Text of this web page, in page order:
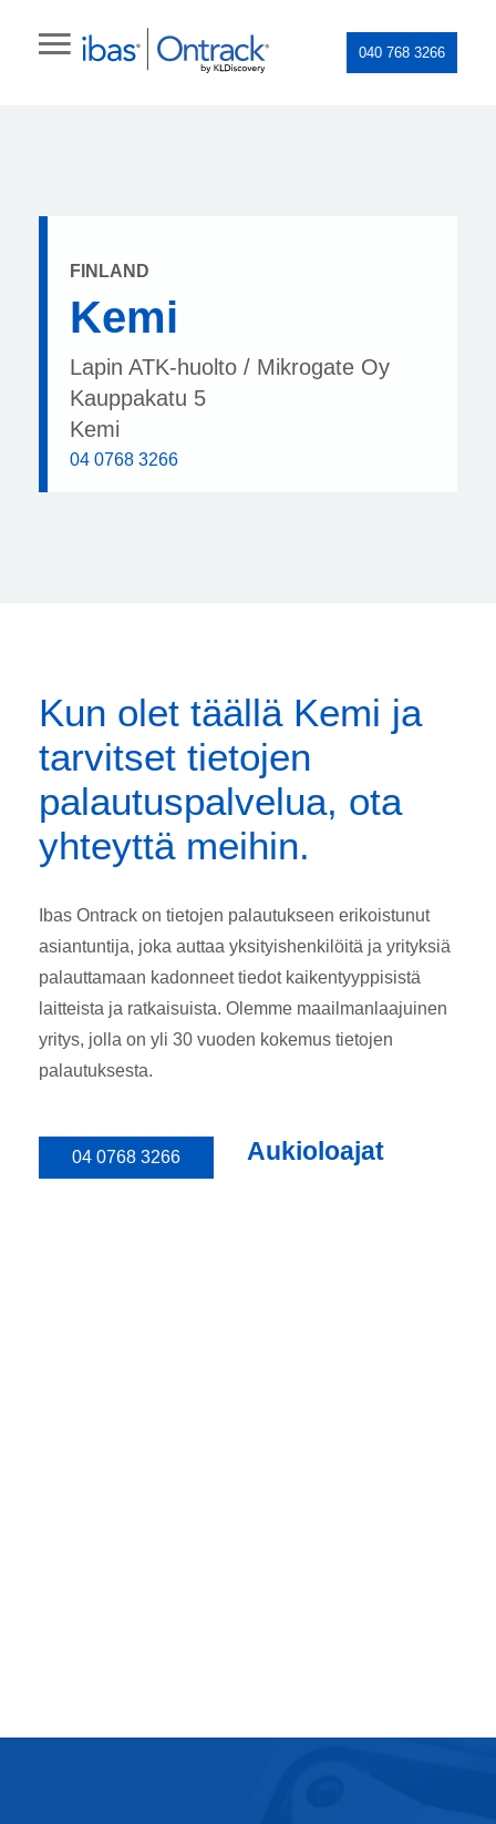
040 768 3266
FINLAND
Kemi
Lapin ATK-huolto / Mikrogate Oy
Kauppakatu 5
Kemi
04 0768 3266
Kun olet täällä Kemi ja
tarvitset tietojen
palautuspalvelua, ota
yhteyttä meihin.
Ibas Ontrack on tietojen palautukseen erikoistunut
asiantuntija, joka auttaa yksityishenkilöitä ja yrityksiä
palauttamaan kadonneet tiedot kaikentyyppisistä
laitteista ja ratkaisuista. Olemme maailmanlaajuinen
yritys, jolla on yli 30 vuoden kokemus tietojen
palautuksesta.
04 0768 3266 Aukioloajat